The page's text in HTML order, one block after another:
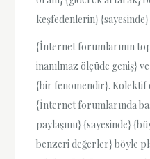
keşfedenlerin}
{İnternet forumlarının
inanılmaz ölçüde geniş}
{bir fenomendir}. Kolektif
{İnternet forumlarında
paylaşımı} {sayesinde}
benzeri değerler} böyle